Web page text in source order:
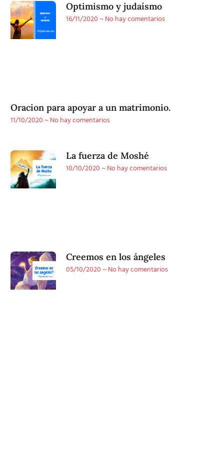
Optimismo y judaísmo
16/11/2020 No hay comentarios
Oracion para apoyar a un matrimonio.
11/10/2020 No hay comentarios
La fuerza de Moshé
10/10/2020 No hay comentarios
Creemos en los ángeles
05/10/2020 No hay comentarios